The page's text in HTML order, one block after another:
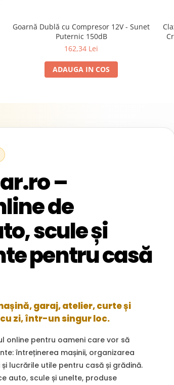
Goarnă Dublă cu Compresor 12V - Sunet
Puternic 150dB
162,34 Lei
ADAUGA IN COS
–
de
scule și
pentru casă
garaj, atelier, curte și
zi, într-un singur loc.
online pentru oameni care vor să
întreținerea mașinii, organizarea
lucrările utile pentru casă și grădină.
auto, scule și unelte, produse